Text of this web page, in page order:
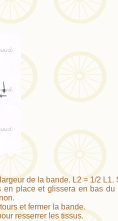
de la bande. L2 = 1/2
place et glissera en bas
et fermer la bande.
resserrer les tissus.